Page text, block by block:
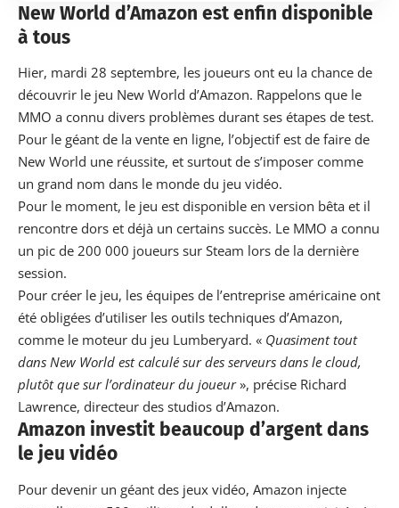
New World d’Amazon est enfin disponible
à tous
Hier, mardi 28 septembre, les joueurs ont eu la chance de
découvrir le jeu New World d’Amazon. Rappelons que le
MMO a connu divers problèmes durant ses étapes de test.
Pour le géant de la vente en ligne, l’objectif est de faire de
New World une réussite, et surtout de s’imposer comme
un grand nom dans le monde du jeu vidéo.
Pour le moment, le jeu est disponible en version bêta et il
rencontre dors et déjà un certains succès. Le MMO a connu
un pic de 200 000 joueurs sur Steam lors de la dernière
session.
Pour créer le jeu, les équipes de l’entreprise américaine ont
été obligées d’utiliser les outils techniques d’Amazon,
comme le moteur du jeu Lumberyard. « Quasiment tout
dans New World est calculé sur des serveurs dans le cloud,
plutôt que sur l’ordinateur du joueur», précise Richard
Lawrence, directeur des studios d’Amazon.
Amazon investit beaucoup d’argent dans
le jeu vidéo
Pour devenir un géant des jeux vidéo, Amazon injecte